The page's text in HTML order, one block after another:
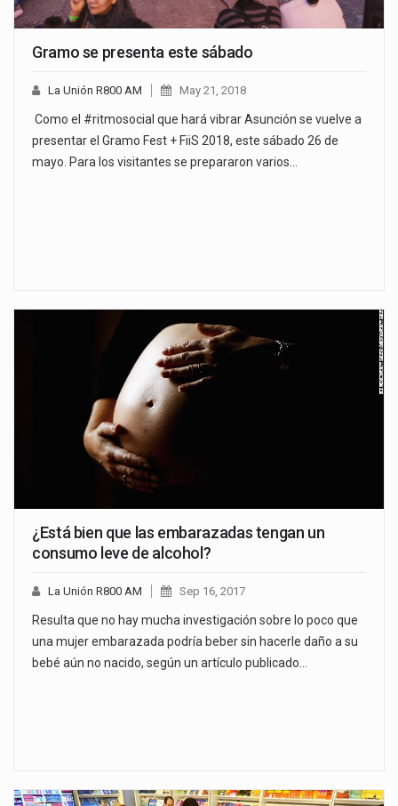
Gramo se presenta este sábado
La Unión R800 AM May 21, 2018
Como el #ritmosocial que hará vibrar Asunción se vuelve a
presentar el Gramo Fest + FiiS 2018, este sábado 26 de
mayo. Para los visitantes se prepararon varios…
¿Está bien que las embarazadas tengan un
consumo leve de alcohol?
La Unión R800 AM Sep 16, 2017
Resulta que no hay mucha investigación sobre lo poco que
una mujer embarazada podría beber sin hacerle daño a su
bebé aún no nacido, según un artículo publicado…